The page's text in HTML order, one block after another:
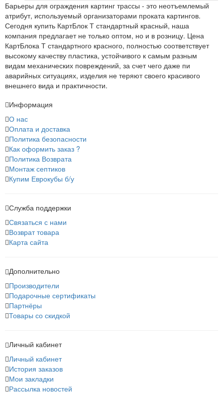
Барьеры для ограждения картинг трассы - это неотъемлемый
атрибут, используемый организаторами проката картингов.
Сегодня купить КартБлок Т стандартный красный, наша
компания предлагает не только оптом, но и в розницу. Цена
КартБлока Т стандартного красного, полностью соответствует
высокому качеству пластика, устойчивого к самым разным
видам механических повреждений, за счет чего даже пи
аварийных ситуациях, изделия не теряют своего красивого
внешнего вида и практичности.
Информация
О нас
Оплата и доставка
Политика безопасности
Как оформить заказ ?
Политика Возврата
Монтаж септиков
Купим Еврокубы б/у
Служба поддержки
Связаться с нами
Возврат товара
Карта сайта
Дополнительно
Производители
Подарочные сертификаты
Партнёры
Товары со скидкой
Личный кабинет
Личный кабинет
История заказов
Мои закладки
Рассылка новостей